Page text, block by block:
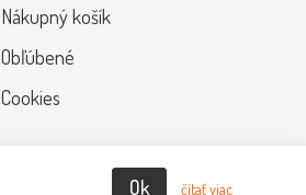
Nákupný košík
Obľúbené
Cookies
Ok čítať viac